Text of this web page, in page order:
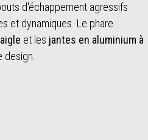
d'échappement agressifs
et dynamiques. Le phare
et les jantes en aluminium à
design.